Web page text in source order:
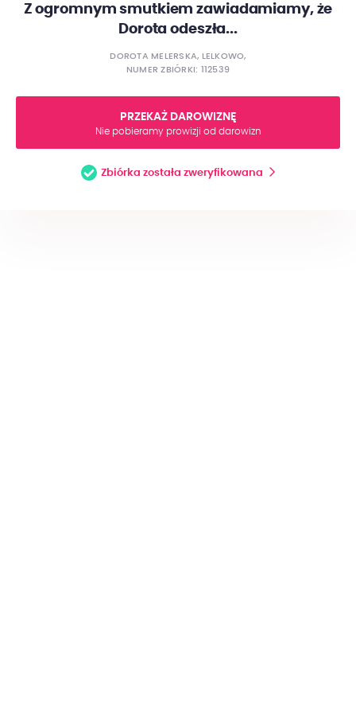
Z ogromnym smutkiem zawiadamiamy, że
Dorota odeszła...
DOROTA MELERSKA, LELKOWO,
NUMER ZBIÓRKI: 112539
PRZEKAŻ DAROWIZNĘ
Nie pobieramy prowizji od darowizn
Zbiórka została zweryfikowana